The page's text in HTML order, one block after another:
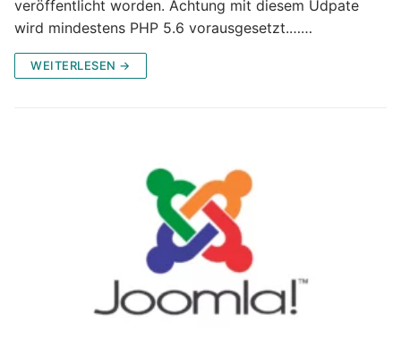
veröffentlicht worden. Achtung mit diesem Udpate
wird mindestens PHP 5.6 vorausgesetzt.……
WEITERLESEN →